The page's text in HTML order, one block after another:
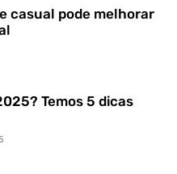
casual pode melhorar
Temos 5 dicas